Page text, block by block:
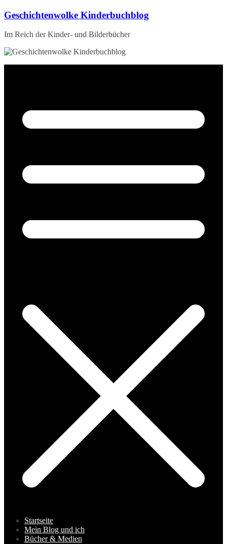
Zum
springen
Geschichtenwolke Kinderbuchblog
Im Reich der Kinder- und Bilderbücher
Startseite
Mein Blog und ich
Bücher & Medien